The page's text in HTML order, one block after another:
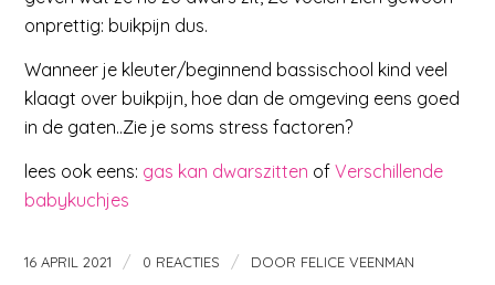
onprettig: buikpijn dus.
Wanneer je kleuter/beginnend bassischool kind veel
klaagt over buikpijn, hoe dan de omgeving eens goed
in de gaten..Zie je soms stress factoren?
lees ook eens: gas kan dwarszitten ofVerschillende
babykuchjes
16 APRIL 2021 / 0 REACTIES / DOOR FELICE VEENMAN